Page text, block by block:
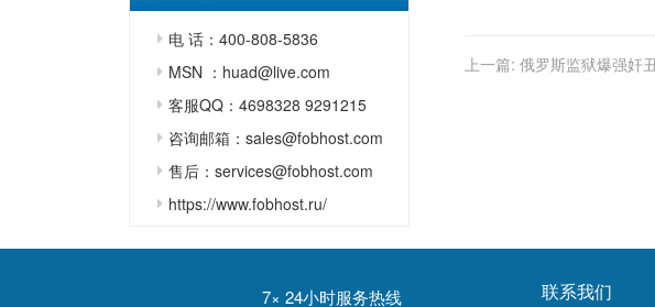
电 话：400-808-5836
MSN ：huad@live.com
客服QQ：4698328 9291215
咨询邮箱：sales@fobhost.com
售后：services@fobhost.com
https://www.fobhost.ru/
上一篇: 俄罗斯监狱爆强奸
7× 24小时服务热线 联系我们